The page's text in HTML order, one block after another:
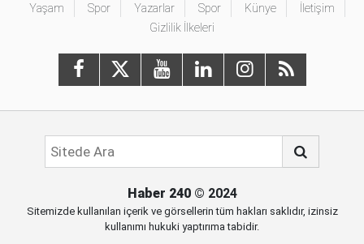
Yaşam
Spor Yazarlar Spor Künye
İletişim
Gizlilik İlkeleri
Haber 240© 2024
Sitemizde kullanılan içerik ve görsellerin tüm hakları saklıdır, izinsiz
kullanımı hukuki yaptırıma tabidir.